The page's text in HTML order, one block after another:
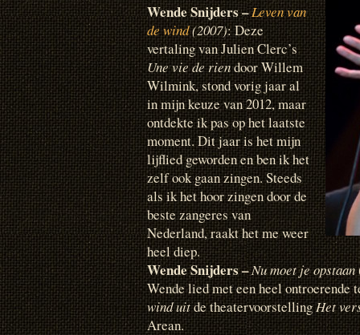
Wende Snijders –Leven van
de wind(2007): Deze
vertaling van Julien Clerc’s
Une vie de riendoor Willem
Wilmink, stond vorig jaar al
in mijn keuze van 2012, maar
ontdekte ik pas op het laatste
moment. Dit jaar is het mijn
lijflied geworden en ben ik het
zelf ook gaan zingen. Steeds
als ik het hoor zingen door de
beste zangeres van
Nederland, raakt het me weer
heel diep.
Wende Snijders – Nu moet je opstaan
Wende lied met een heel ontroerende
wind uitde theatervoorstellingHet
Arean.